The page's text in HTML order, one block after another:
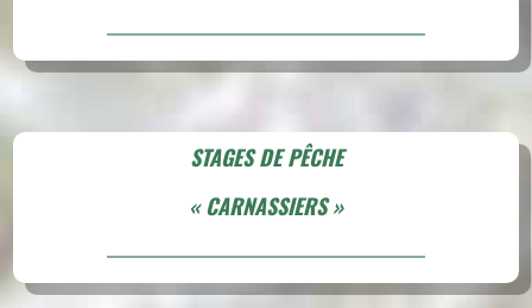
STAGES DE PÊCHE
« CARNASSIERS »